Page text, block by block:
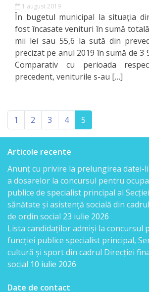
Anunțuri
concurs
Lista
candidaților
la
concurs
Lista
candidaților
care
au
promovat
proba
scrisă
Lista
1 august 2019
În bugetul municipal la situația
fost încasate venituri în sumă
mii lei sau 55,6 la sută din
precizat pe anul 2019 în sumă de 3
Comparativ cu perioada
precedent, veniturile s-au […]
1 2 3 4 5
Articole recente
Anunț cu privire la prelungirea datei-
a dosarelor la concursul pentru
publice de specialist principal al
sănătate și asistență socială din
de ordin social 23 iulie 2026
Lista candidaţilor admişi la concursul
funcției publice specialist principal,
cultură și sport din cadrul Direcției
social 10 iulie 2026
Date de contact